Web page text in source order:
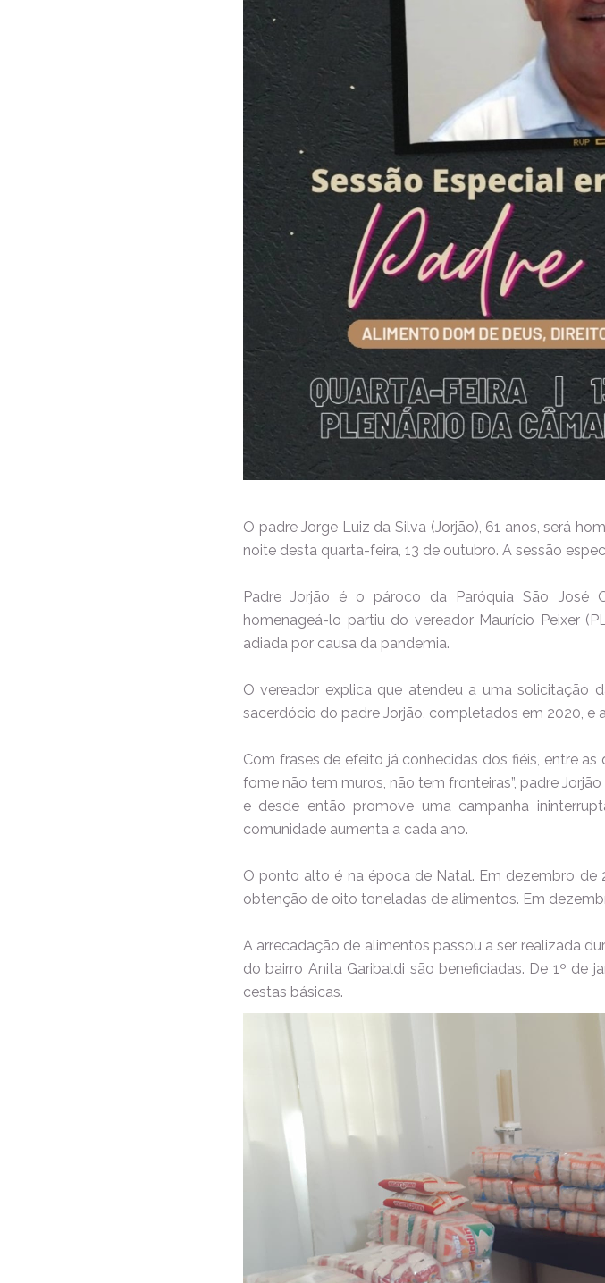
O padre Jorge Luiz da Silva (Jorjão), 61 anos, será
noite desta quarta-feira, 13 de outubro. A sessão
Padre Jorjão é o pároco da Paróquia São José
homenageá-lo partiu do vereador Maurício Peixer
adiada por causa da pandemia.
O vereador explica que atendeu a uma solicitação
sacerdócio do padre Jorjão, completados em 2020, e
Com frases de efeito já conhecidas dos fiéis, entre as
fome não tem muros, não tem fronteiras”, padre
e desde então promove uma campanha
comunidade aumenta a cada ano.
O ponto alto é na época de Natal. Em dezembro de
obtenção de oito toneladas de alimentos. Em
A arrecadação de alimentos passou a ser realizada
do bairro Anita Garibaldi são beneficiadas. De 1º de
cestas básicas.